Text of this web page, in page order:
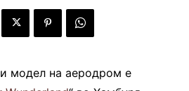
модел на аеродром е